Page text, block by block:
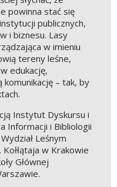
powinna stać się
publicznych,
i biznesu. Lasy
w imieniu
tereny leśne,
edukację,
– tak, by
Instytut Dyskursu i
Informacji i Bibliologii
Leśnym
w Krakowie
Głównej